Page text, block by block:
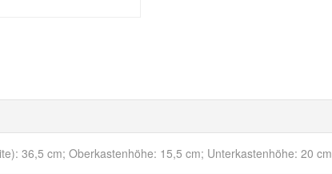
36,5 cm; Oberkastenhöhe: 15,5 cm; Unterkastenhöhe: 20 cm